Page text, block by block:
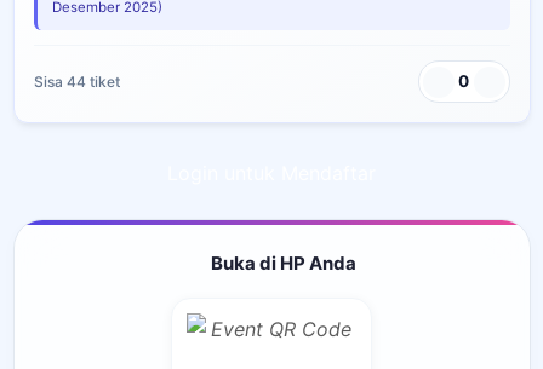
Desember 2025)
Sisa 44 tiket 0
Buka di HP Anda